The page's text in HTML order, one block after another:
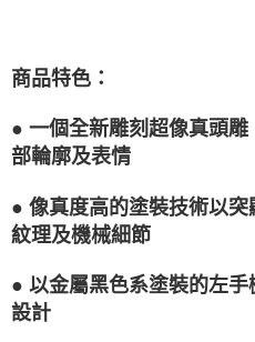
用戶於交易時，得透過本服務購買商
2.基於同意付款使用「大哥付你分期
資料（包含姓名、電話或地址）提供
由本公司與您本人進行分期帳單所需資
※ 請注意：結帳手續完成當下不需立
購買商品的店家。未經商家同意取消
※ 交易是否成功請以「AFTEE先享後
是否繳費成功／繳費後需取消欲退款
【注意事項】
１．透過由恩沛科技股份有限公司提
權轉讓予恩沛科技股份有限公司。
２．關於個人資料處理事宜，請瀏覽
https://aftee.tw/terms/#terms3
商品特色：
● 一個全新雕刻超像真頭
部輪廓及表情
● 像真度高的塗裝技術以
紋理及機械細節
● 以金屬黑色系塗裝的左
設計